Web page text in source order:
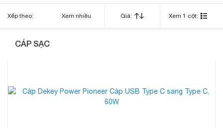
Xếp theo: Xem nhiều Giá: Xem 1 cột:
CÁP SẠC